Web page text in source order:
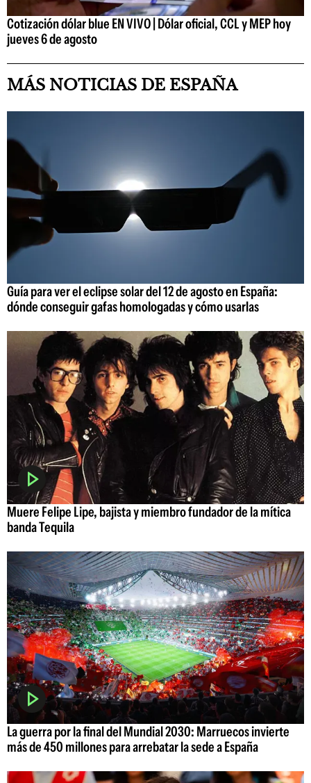
Cotización dólar blue EN VIVO | Dólar oficial, CCL y MEP hoy
jueves 6 de agosto
MÁS NOTICIAS DE ESPAÑA
Guía para ver el eclipse solar del 12 de agosto en España:
dónde conseguir gafas homologadas y cómo usarlas
Muere Felipe Lipe, bajista y miembro fundador de la mítica
banda Tequila
La guerra por la final del Mundial 2030: Marruecos invierte
más de 450 millones para arrebatar la sede a España